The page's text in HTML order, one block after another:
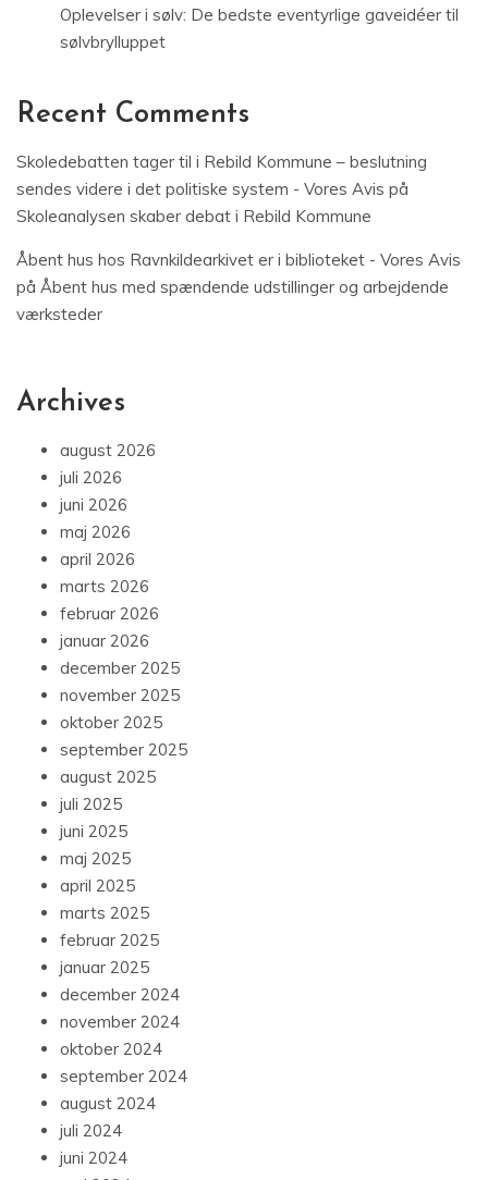
Oplevelser i sølv: De bedste eventyrlige gaveidéer til
sølvbrylluppet
Recent Comments
Skoledebatten tager til i Rebild Kommune – beslutning
sendes videre i det politiske system - Vores Avis på
Skoleanalysen skaber debat i Rebild Kommune
Åbent hus hos Ravnkildearkivet er i biblioteket - Vores Avis
på Åbent hus med spændende udstillinger og arbejdende
værksteder
Archives
august 2026
juli 2026
juni 2026
maj 2026
april 2026
marts 2026
februar 2026
januar 2026
december 2025
november 2025
oktober 2025
september 2025
august 2025
juli 2025
juni 2025
maj 2025
april 2025
marts 2025
februar 2025
januar 2025
december 2024
november 2024
oktober 2024
september 2024
august 2024
juli 2024
juni 2024